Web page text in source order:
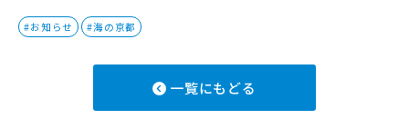
#お知らせ #海の京都
一覧にもどる